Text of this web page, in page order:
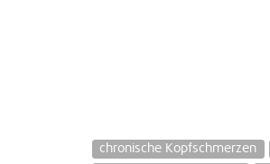
chronische Kopfschmerzen